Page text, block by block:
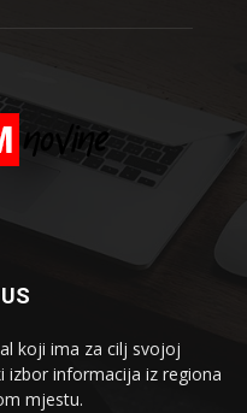
koji ima za cilj svojoj
informacija iz regiona
mjestu.